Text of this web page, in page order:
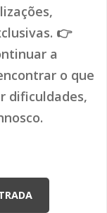
👉
a
o que
dificuldades,